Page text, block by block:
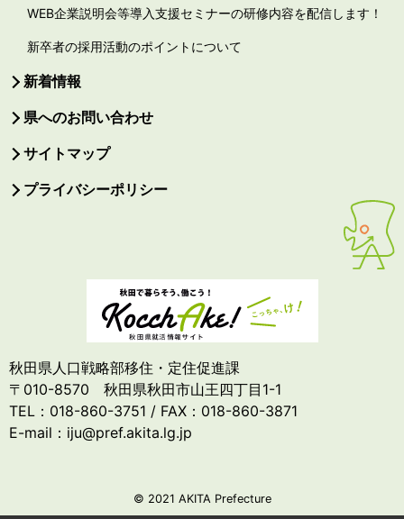
WEB企業説明会等導入支援セミナーの研修内容を配信します！
新卒者の採用活動のポイントについて
新着情報
県へのお問い合わせ
サイトマップ
プライバシーポリシー
秋田県人口戦略部移住・定住促進課
〒010-8570 秋田県秋田市山王四丁目1-1
TEL：018-860-3751 / FAX：018-860-3871
E-mail：iju@pref.akita.lg.jp
© 2021 AKITA Prefecture